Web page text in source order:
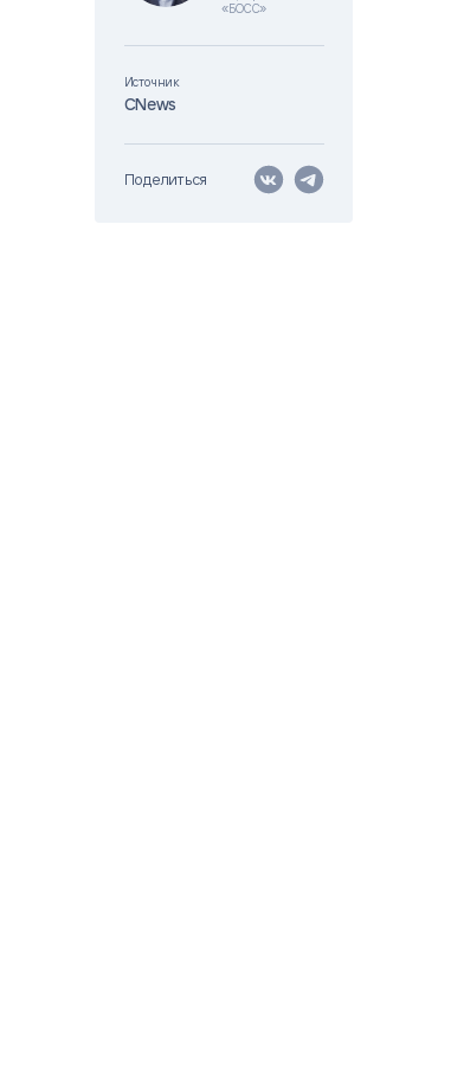
АВТОМАТИЗАЦИЯ ЭДО LOW-CODE BPM-ПЛАТФОРМА
Fundamento
И РАСПОЗНАВАНИЕ НА ОСНОВЕ
«БОСС»
Источник
CNews
Поделиться